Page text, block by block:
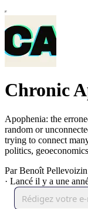
Chronic
Apophenia: the
random or
trying to connect
politics,
Par Benoît Pellevoizin
· Lancé il y a une